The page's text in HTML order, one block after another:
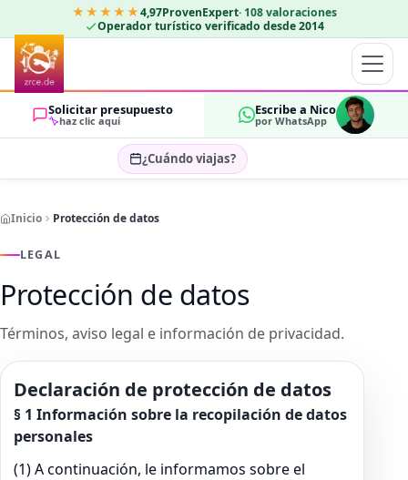
★★★★★4,97ProvenExpert· 108 valoraciones
Operador turístico verificado desde 2014
Solicitar presupuesto
haz clic aquí
Escribe a Nico
por WhatsApp
¿Cuándo viajas?
HUÉSPEDES
Inicio Protección de datos
LEGAL
Protección de datos
Términos, aviso legal e información de privacidad.
Declaración de protección de datos
§ 1 Información sobre la recopilación de datos
personales
(1) A continuación, le informamos sobre el